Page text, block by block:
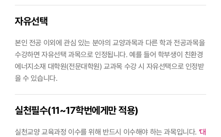
자유선택
본인 전공 이외에 관심 있는 분야의 교양과목과 다른 학과 전공과목을
수강하면 자유선택 과목으로 인정됩니다.예를 들어 학부생이 친환경
에너지소재 대학원(전문대학원) 교과목 수강 시 자유선택으로 인정받
을 수 있습니다.
실천필수(11~17학번에게만 적용)
실천교양 교육과정 이수를 위해 반드시 이수해야 하는 과목입니다. ‘대